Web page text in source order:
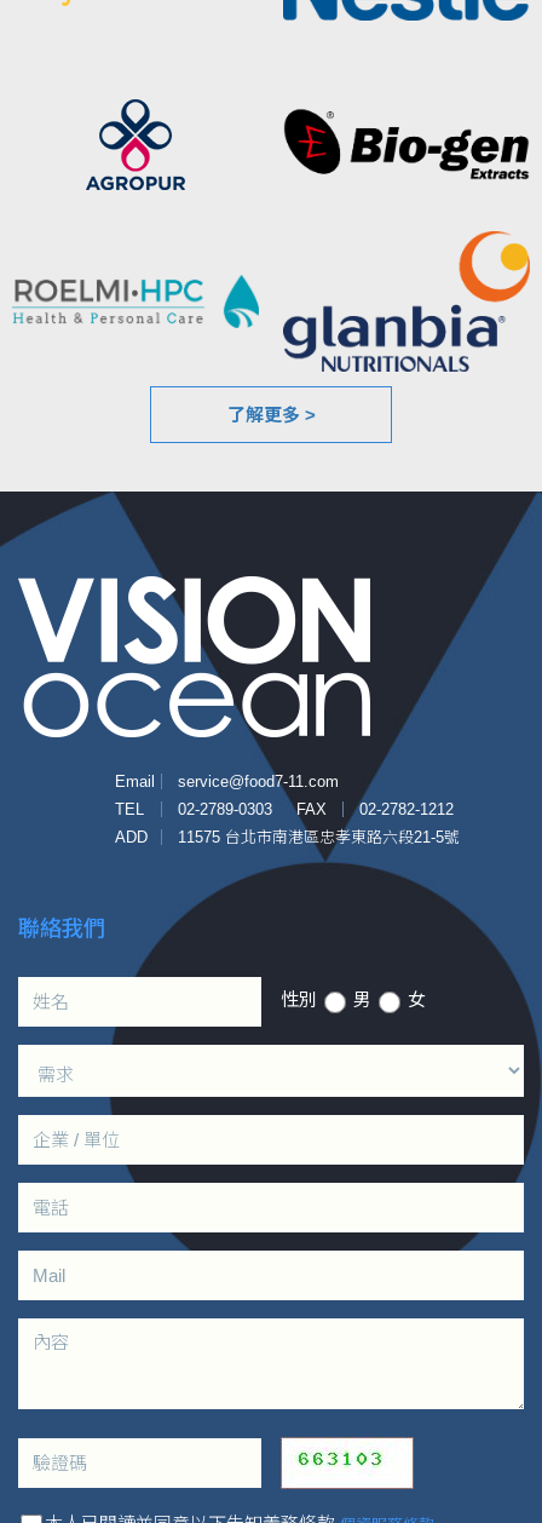
了解更多 >
Email
service@food7-11.com
TEL
02-2789-0303 FAX
02-2782-1212
ADD
11575 台北市南港區忠孝東路六段21-5號
聯絡我們
性別 男 女